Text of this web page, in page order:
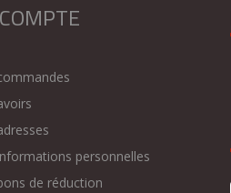
personnelles
de réduction